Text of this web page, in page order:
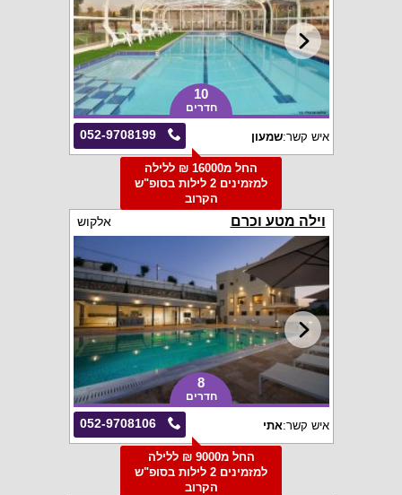
10
חדרים
052-9708199 איש קשר:שמעון
החל מ16000 ₪ ללילה
למזמינים 2 לילות בסופ"ש
הקרוב
וילה מטע וכרם אלקוש
8
חדרים
052-9708106 איש קשר:אתי
החל מ9000 ₪ ללילה
למזמינים 2 לילות בסופ"ש
הקרוב